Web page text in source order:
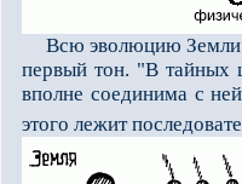
Всю эволюцию Земли
первый тон. "В тайных
вполне соединима с
этого лежит